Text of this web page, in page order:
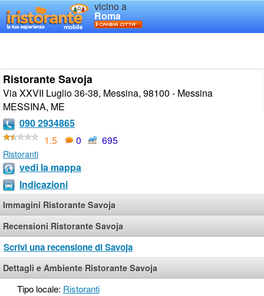
vicino a
Roma
Ristorante Savoja
Via XXVII Luglio 36-38, Messina, 98100 - Messina
MESSINA, ME
090 2934865
1.5
0 695
Ristoranti
vedi la mappa
Indicazioni
Immagini Ristorante Savoja
Recensioni Ristorante Savoja
Scrivi una recensione di Savoja
Dettagli e Ambiente Ristorante Savoja
Tipo locale: Ristoranti